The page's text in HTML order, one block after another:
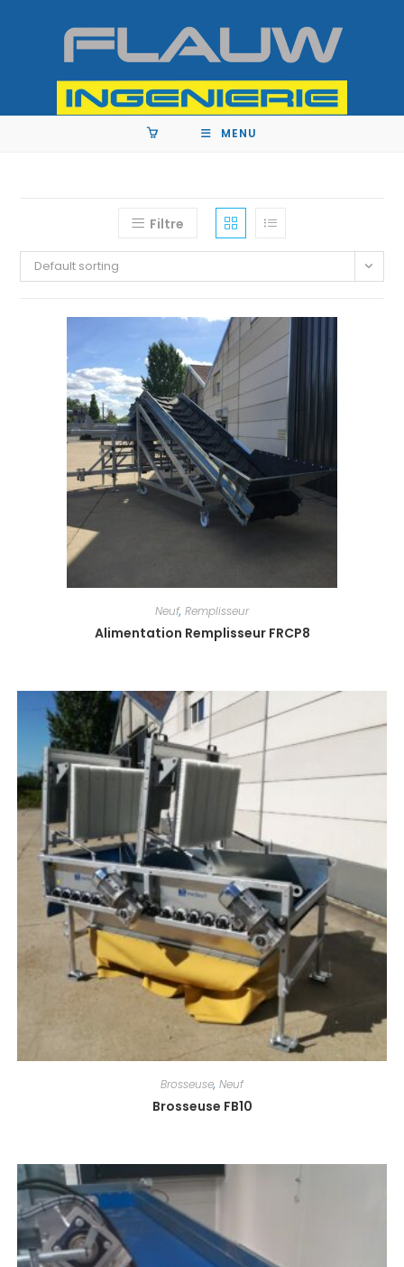
MENU
Filtre
Default sorting
Neuf, Remplisseur
Alimentation Remplisseur FRCP8
Brosseuse, Neuf
Brosseuse FB10